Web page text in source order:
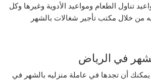
تناول الطعام ومواعيد الأدوية وغيرها وكل
من خلال مكتب تأجير شغالات بالشهر
في الرياض
أن تجدها في عاملة منزليه بالشهر في